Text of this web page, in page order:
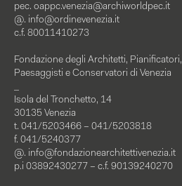
pec. oappc.venezia@archiworldpec.it
@. info@ordinevenezia.it
c.f. 80011410273
Fondazione degli Architetti, Pianificatori,
Paesaggisti e Conservatori di Venezia
Isola del Tronchetto, 14
30135 Venezia
t. 041/5203466 – 041/5203818
f. 041/5240377
@. info@fondazionearchitettivenezia.it
p.i 03892430277 – c.f. 90139240270